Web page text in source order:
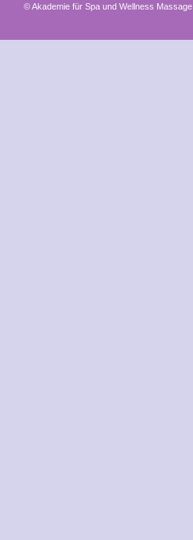
© Akademie für Spa und Wellness Massage